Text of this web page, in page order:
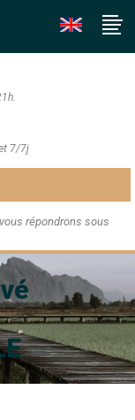
7/7j
répondrons sous